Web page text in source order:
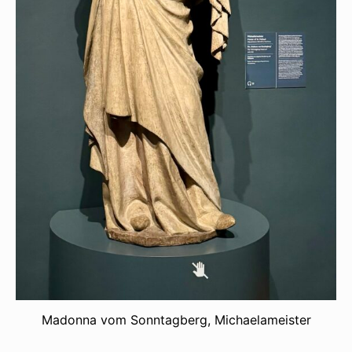
Madonna vom Sonntagberg, Michaelameister